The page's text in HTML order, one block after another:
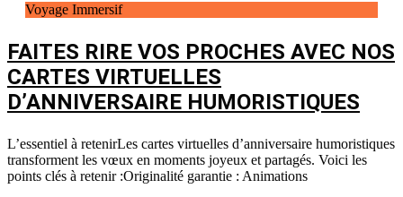
Voyage Immersif
FAITES RIRE VOS PROCHES AVEC NOS
CARTES VIRTUELLES
D’ANNIVERSAIRE HUMORISTIQUES
L’essentiel à retenirLes cartes virtuelles d’anniversaire humoristiques
transforment les vœux en moments joyeux et partagés. Voici les
points clés à retenir :Originalité garantie : Animations